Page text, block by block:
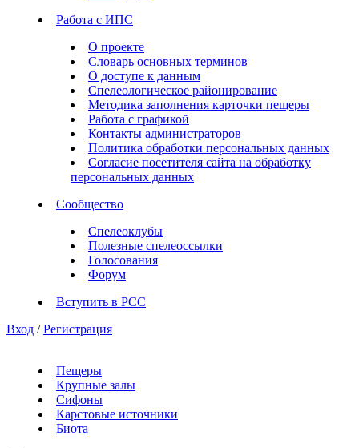
Работа с ИПС
О проекте
Словарь основных терминов
О доступе к данным
Спелеологическое районирование
Методика заполнения карточки пещеры
Работа с графикой
Контакты администраторов
Политика обработки персональных данных
Согласие посетителя сайта на обработку
персональных данных
Сообщество
Спелеоклубы
Полезные спелеоссылки
Голосования
Форум
Вступить в РСС
Вход / Регистрация
Пещеры
Крупные залы
Сифоны
Карстовые источники
Биота